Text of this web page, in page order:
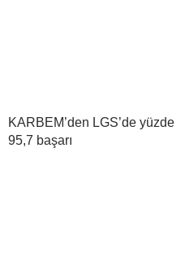
KARBEM’den LGS’de yüzde
95,7 başarı